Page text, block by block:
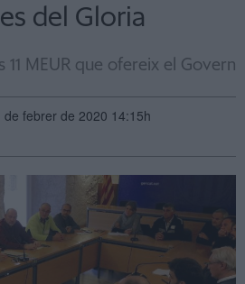
del Gloria
11 MEUR que ofereix el Govern
de febrer de 2020 14:15h